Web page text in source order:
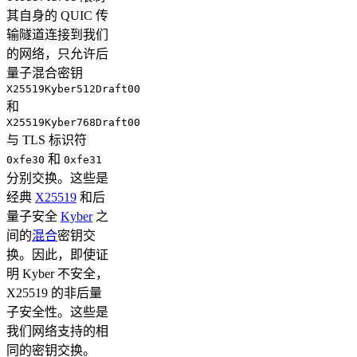
其自身的 QUIC 传
输隧道连接到我们
的网络，只允许后
量子混合密钥
X25519Kyber512Draft00
和
X25519Kyber768Draft00
与 TLS 标识符
0xfe30 和 0xfe31
分别交换。这些是
经典 X25519 和后
量子安全 Kyber之
间的混合密钥交
换。因此，即使证
明 Kyber 不安全，
X25519 的非后量
子安全性。这些是
我们网络支持的相
同的密钥交换。